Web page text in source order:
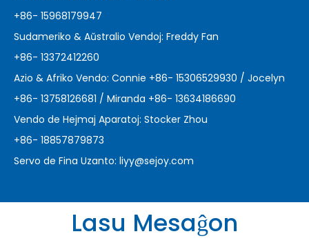
+86- 15968179947
Sudameriko & Aŭstralio Vendoj: Freddy Fan
+86- 13372412260
Azio & Afriko Vendo: Connie +86- 15306529930 / Jocelyn
+86- 13758126681 / Miranda +86- 13634186690
Vendo de Hejmaj Aparatoj: Stocker Zhou
+86- 18857879873
Servo de Fina Uzanto: liyy@sejoy.com
Lasu Mesaĝon